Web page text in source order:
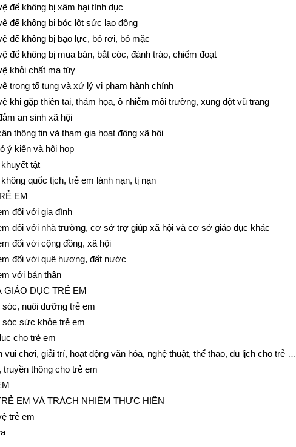
để không bị xâm hại tình dục
để không bị bóc lột sức lao động
để không bị bạo lực, bỏ rơi, bỏ mặc
để không bị mua bán, bắt cóc, đánh tráo, chiếm đoạt
khỏi chất ma túy
trong tố tụng và xử lý vi phạm hành chính
khi gặp thiên tai, thảm họa, ô nhiễm môi trường, xung đột vũ trang
an sinh xã hội
thông tin và tham gia hoạt động xã hội
ý kiến và hội họp
tật
quốc tịch, trẻ em lánh nạn, tị nạn
EM
đối với gia đình
đối với nhà trường, cơ sở trợ giúp xã hội và cơ sở giáo dục khác
đối với cộng đồng, xã hội
đối với quê hương, đất nước
với bản thân
GIÁO DỤC TRẺ EM
nuôi dưỡng trẻ em
sức khỏe trẻ em
cho trẻ em
chơi, giải trí, hoạt động văn hóa, nghệ thuật, thể thao, du lịch cho trẻ …
thông cho trẻ em
EM VÀ TRÁCH NHIỆM THỰC HIỆN
trẻ em